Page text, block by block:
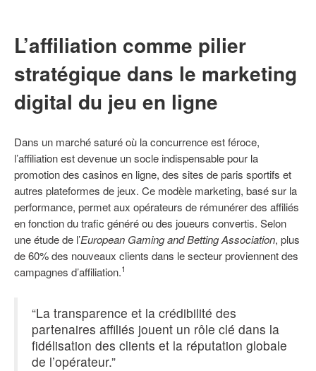
L’affiliation comme pilier
stratégique dans le marketing
digital du jeu en ligne
Dans un marché saturé où la concurrence est féroce,
l’affiliation est devenue un socle indispensable pour la
promotion des casinos en ligne, des sites de paris sportifs et
autres plateformes de jeux. Ce modèle marketing, basé sur la
performance, permet aux opérateurs de rémunérer des affiliés
en fonction du trafic généré ou des joueurs convertis. Selon
une étude de l’European Gaming and Betting Association, plus
de 60% des nouveaux clients dans le secteur proviennent des
campagnes d’affiliation.1
“La transparence et la crédibilité des
partenaires affiliés jouent un rôle clé dans la
fidélisation des clients et la réputation globale
de l’opérateur.”